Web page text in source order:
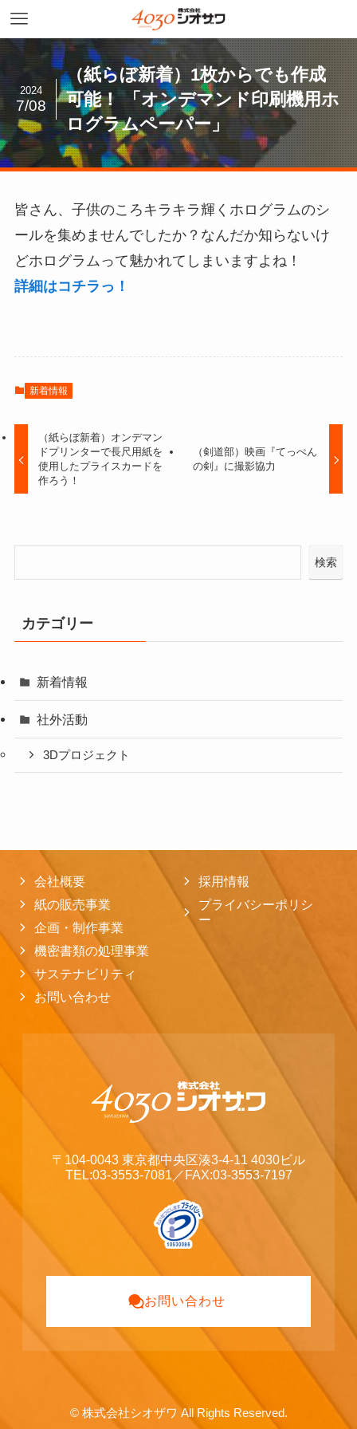
（紙らぼ新着）1枚からでも作成
可能！ 「オンデマンド印刷機用ホ
ログラムペーパー」
2024
7/08
皆さん、子供のころキラキラ輝くホログラムのシ
ールを集めませんでしたか？なんだか知らないけ
どホログラムって魅かれてしまいますよね！
詳細はコチラっ！
新着情報
（紙らぼ新着）オンデマン
ドプリンターで長尺用紙を
使用したプライスカードを
作ろう！
（剣道部）映画『てっぺん
の剣』に撮影協力
検索
カテゴリー
新着情報
社外活動
3Dプロジェクト
会社概要
紙の販売事業
企画・制作事業
機密書類の処理事業
サステナビリティ
お問い合わせ
採用情報
プライバシーポリシ
ー
〒104-0043 東京都中央区湊3-4-11 4030ビル
TEL:03-3553-7081 ／FAX:03-3553-7197
お問い合わせ
©株式会社シオザワ All Rights Reserved.